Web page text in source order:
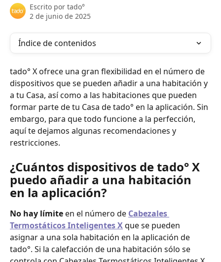
Escrito por tado°
2 de junio de 2025
Índice de contenidos
tado° X ofrece una gran flexibilidad en el número de
dispositivos que se pueden añadir a una habitación y
a tu Casa, así como a las habitaciones que pueden
formar parte de tu Casa de tado° en la aplicación. Sin
embargo, para que todo funcione a la perfección,
aquí te dejamos algunas recomendaciones y
restricciones.
¿Cuántos dispositivos de tado° X
puedo añadir a una habitación
en la aplicación?
No hay límite en el número de Cabezales
Termostáticos Inteligentes X que se pueden
asignar a una sola habitación en la aplicación de
tado°. Si la calefacción de una habitación sólo se